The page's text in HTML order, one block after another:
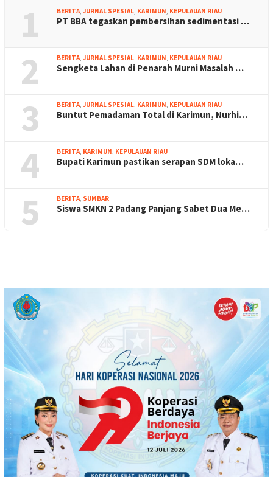
1 BERITA JURNAL SPESIAL KARIMUN KEPULAUAN RIAU
PT BBA tegaskan pembersihan sedimentasi …
2 BERITA JURNAL SPESIAL KARIMUN KEPULAUAN RIAU
Sengketa Lahan di Penarah Murni Masalah …
3 BERITA JURNAL SPESIAL KARIMUN KEPULAUAN RIAU
Buntut Pemadaman Total di Karimun, Nurhi…
4 BERITA KARIMUN KEPULAUAN RIAU
Bupati Karimun pastikan serapan SDM loka…
5 BERITA SUMBAR
Siswa SMKN 2 Padang Panjang Sabet Dua Me…